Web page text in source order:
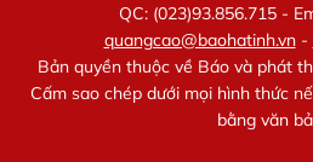
QC: (023)93.856.715 -
quangcao@baohatinh.vn-
Bản quyền thuộc về Báo và phát
Cấm sao chép dưới mọi hình thức
bằng văn